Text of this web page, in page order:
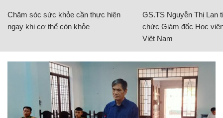
Chăm sóc sức khỏe cần thực hiện
ngay khi cơ thể còn khỏe
GS.TS Nguyễn Thị Lan
chức Giám đốc Học
Việt Nam